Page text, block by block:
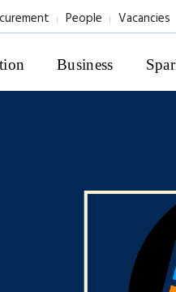
People Vacancies
Business